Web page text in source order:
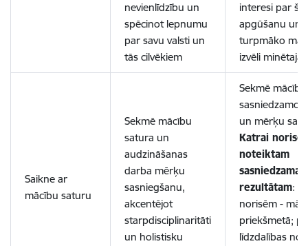
nevienlīdzību un
spēcinot lepnumu
par savu valsti un
tās cilvēkiem
interesi par
apgūšanu un
turpmāko
izvēli
Saikne ar
mācību saturu
Sekmē mācību
satura un
audzināšanas
darba mērķu
sasniegšanu,
akcentējot
starpdisciplinaritāti
un holistisku
Sekmē
sasniedzamo
un mērķu
Katrai norise
noteiktam
rezultātam:
norisēm -
priekšmetā;
līdzdalības